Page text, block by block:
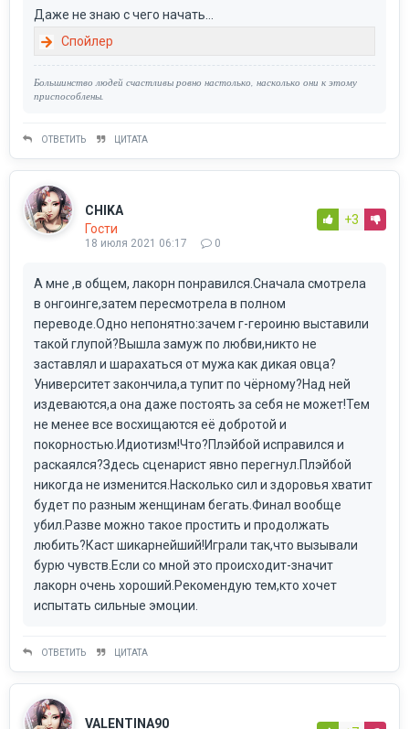
Даже не знаю с чего начать...
Большинство людей счастливы ровно настолько, насколько они к этому
приспособлены.
ОТВЕТИТЬ ЦИТАТА
CHIKA
Гости
18 июля 2021 06:17 0
+3
А мне ,в общем, лакорн понравился.Сначала смотрела
в онгоинге,затем пересмотрела в полном
переводе.Одно непонятно:зачем г-героиню выставили
такой глупой?Вышла замуж по любви,никто не
заставлял и шарахаться от мужа как дикая овца?
Университет закончила,а тупит по чёрному?Над ней
издеваются,а она даже постоять за себя не может!Тем
не менее все восхищаются её добротой и
покорностью.Идиотизм!Что?Плэйбой исправился и
раскаялся?Здесь сценарист явно перегнул.Плэйбой
никогда не изменится.Насколько сил и здоровья хватит
будет по разным женщинам бегать.Финал вообще
убил.Разве можно такое простить и продолжать
любить?Каст шикарнейший!Играли так,что вызывали
бурю чувств.Если со мной это происходит-значит
лакорн очень хороший.Рекомендую тем,кто хочет
испытать сильные эмоции.
ОТВЕТИТЬ ЦИТАТА
VALENTINA90